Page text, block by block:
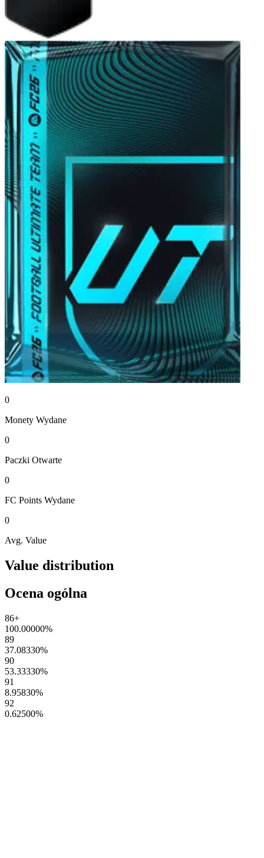
0
Monety Wydane
0
Paczki Otwarte
0
FC Points Wydane
0
Avg. Value
Value distribution
Ocena ogólna
86+
100.00000%
89
37.08330%
90
53.33330%
91
8.95830%
92
0.62500%